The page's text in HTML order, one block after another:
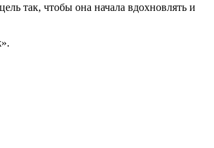
так, чтобы она начала вдохновлять и